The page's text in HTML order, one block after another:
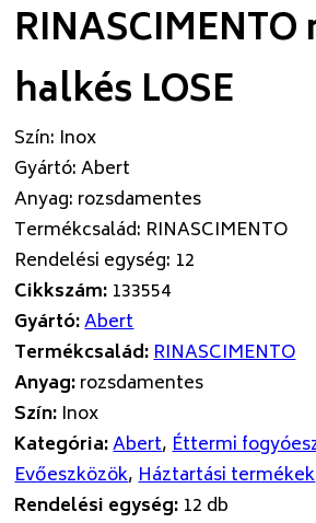
RINASCIMENTO
halkés LOSE
Szín: Inox
Gyártó:Abert
Anyag: rozsdamentes
Termékcsalád: RINASCIMENTO
Rendelési egység: 12
Cikkszám: 133554
Gyártó:Abert
Termékcsalád:RINASCIMENTO
Anyag:rozsdamentes
Szín: Inox
Kategória:Abert,Éttermi
Evőeszközök,Háztartási termékek
Rendelési egység: 12 db